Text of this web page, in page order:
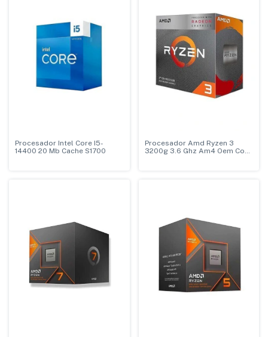
Procesador Intel Core I5-
14400 20 Mb Cache S1700
Procesador Amd Ryzen 3
3200g 3.6 Ghz Am4 Oem Con